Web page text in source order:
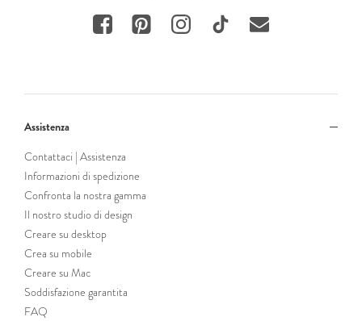
Assistenza
Contattaci | Assistenza
Informazioni di spedizione
Confronta la nostra gamma
Il nostro studio di design
Creare su desktop
Crea su mobile
Creare su Mac
Soddisfazione garantita
FAQ